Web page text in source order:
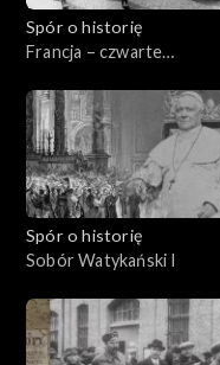
Spór o historię
Francja – czwarte
Spór o historię
Sobór Watykański I